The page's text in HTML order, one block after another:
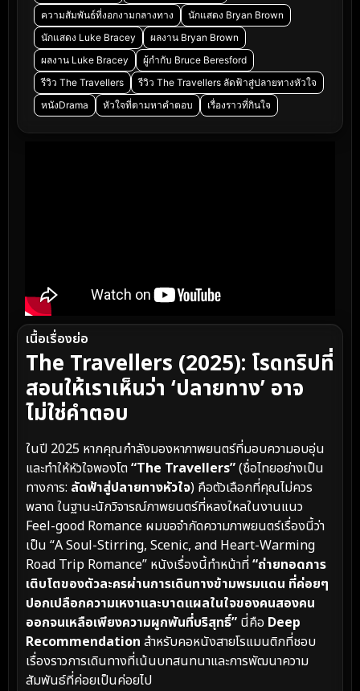
ความสัมพันธ์ที่งอกงามกลางทาง
นักแสดง Bryan Brown
นักแสดง Luke Bracey
ผลงาน Bryan Brown
ผลงาน Luke Bracey
ผู้กำกับ Bruce Beresford
รีวิว The Travellers
รีวิว The Travellers ลัดฟ้าสู่ปลายทางหัวใจ
หนังDrama
หัวใจที่ตามหาคำตอบ เรื่องราวที่กินใจ
เนื้อเรื่องย่อ
The Travellers (2025): โรดทริปที่
สอนให้เราเห็นว่า ‘ปลายทาง’ อาจ
ไม่ใช่คำตอบ
ในปี 2025 หากคุณกำลังมองหาภาพยนตร์ที่มอบความอบอุ่น
และทำให้หัวใจพองโต“The Travellers”(ชื่อไทยอย่างเป็น
ทางการ: ลัดฟ้าสู่ปลายทางหัวใจ) คือตัวเลือกที่คุณไม่ควร
พลาด ในฐานะนักวิจารณ์ภาพยนตร์ที่หลงใหลในงานแนว
Feel-good Romance ผมขอจำกัดความภาพยนตร์เรื่องนี้ว่า
เป็น “A Soul-Stirring, Scenic, and Heart-Warming
Road Trip Romance” หนังเรื่องนี้ทำหน้าที่“ถ่ายทอดการ
เติบโตของตัวละครผ่านการเดินทางข้ามพรมแดน ที่ค่อยๆ
ปอกเปลือกความเหงาและบาดแผลในใจของคนสองคน
ออกจนเหลือเพียงความผูกพันที่บริสุทธิ์” นี่คือ Deep
Recommendation สำหรับคอหนังสายโรแมนติกที่ชอบ
เรื่องราวการเดินทางที่เน้นบทสนทนาและการพัฒนาความ
สัมพันธ์ที่ค่อยเป็นค่อยไป